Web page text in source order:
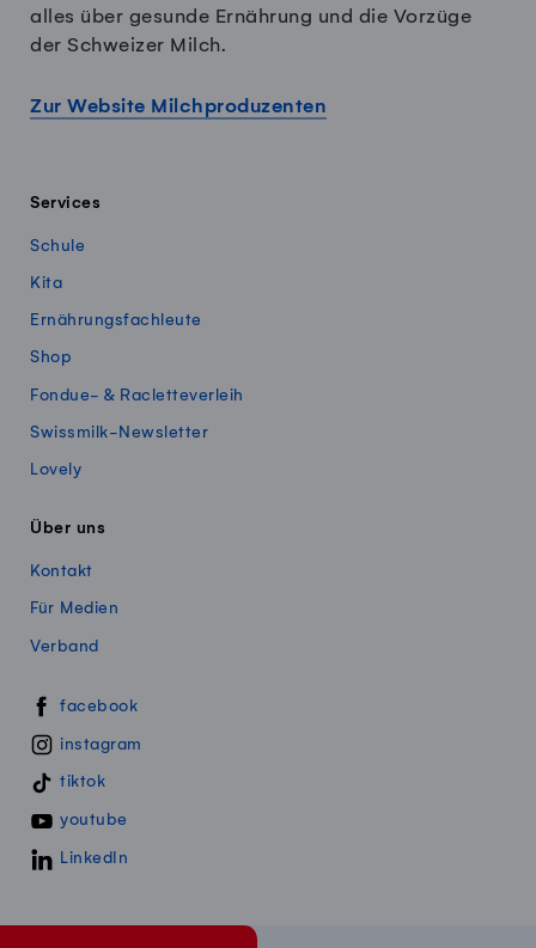
alles über gesunde Ernährung und die Vorzüge
der Schweizer Milch.
Zur Website Milchproduzenten
Services
Schule
Kita
Ernährungsfachleute
Shop
Fondue- & Racletteverleih
Swissmilk-Newsletter
Lovely
Über uns
Kontakt
Für Medien
Verband
Swissmillk auf Social Media
facebook
instagram
tiktok
youtube
LinkedIn